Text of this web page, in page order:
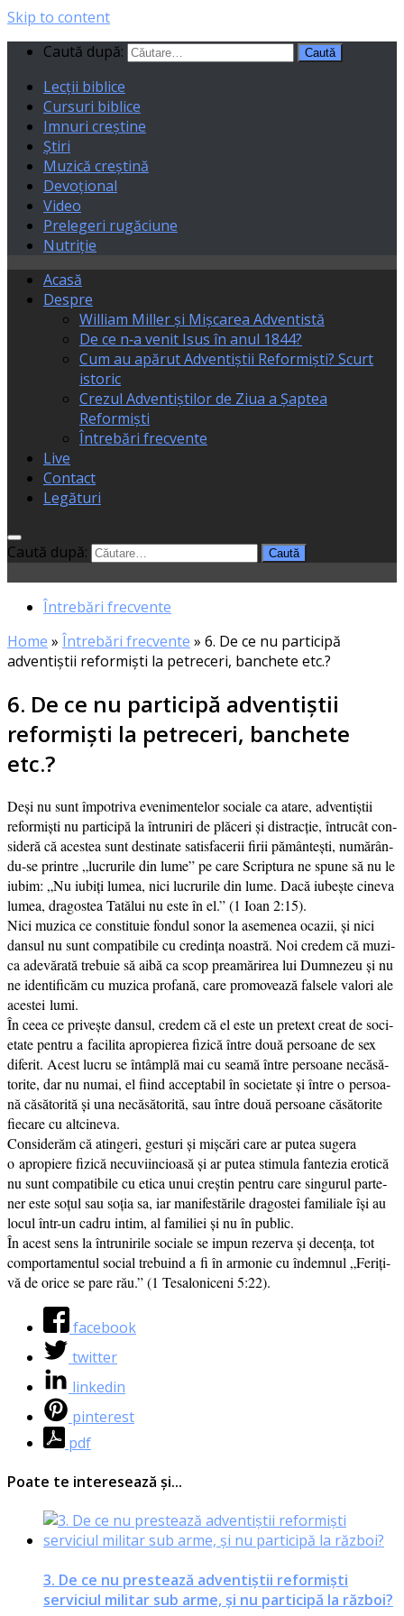
Skip to content
Caută după:
Lecții biblice
Cursuri biblice
Imnuri creștine
Știri
Muzică creștină
Devoțional
Video
Prelegeri rugăciune
Nutriție
Acasă
Despre
William Miller și Mișcarea Adventistă
De ce n‑a venit Isus în anul 1844?
Cum au apărut Adventiștii Reformiști? Scurt
istoric
Crezul Adventiștilor de Ziua a Șaptea
Reformiști
Întrebări frecvente
Live
Contact
Legături
Caută după:
Întrebări frecvente
Home » Întrebări frecvente » 6. De ce nu participă
adventiştii reformişti la petreceri, banchete etc.?
6. De ce nu participă adventiştii
reformişti la petreceri, banchete
etc.?
Deși nu sunt împo­tri­va eve­ni­men­te­lor soci­a­le ca ata­re, adven­tiș­tii
refor­miști nu par­ti­ci­pă la întru­niri de plă­ceri și dis­trac­ție, întru­cât con­
si­de­ră că aces­tea sunt des­ti­na­te satis­fa­ce­rii firii pămân­tești, numă­rân­
du-se prin­tre „lucru­ri­le din lume” pe care Scriptura ne spu­ne să nu le
iubim: „Nu iubiți lumea, nici lucru­ri­le din lume. Dacă iubeș­te cine­va
lumea, dra­gos­tea Tatălui nu este în el.” (1 Ioan 2:15).
Nici muzi­ca ce con­sti­tu­ie fon­dul sonor la ase­me­nea oca­zii, și nici
dan­sul nu sunt com­pa­ti­bi­le cu cre­din­ța noas­tră. Noi cre­dem că muzi­
ca ade­vă­ra­tă tre­bu­ie să aibă ca scop prea­mă­ri­rea lui Dumnezeu și nu
ne iden­ti­fi­căm cu muzi­ca pro­fa­nă, care pro­mo­vea­ză fal­se­le valori ale
aces­tei lumi.
În ceea ce pri­veș­te dan­sul, cre­dem că el este un pre­text cre­at de soci­
e­ta­te pen­tru a faci­li­ta apro­pi­e­rea fizi­că între două per­soa­ne de sex
dife­rit. Acest lucru se întâm­plă mai cu sea­mă între per­soa­ne necă­să­
to­ri­te, dar nu numai, el fiind accep­ta­bil în soci­e­ta­te și între o per­soa­
nă căsă­to­ri­tă și una necă­să­to­ri­tă, sau între două per­soa­ne căsă­to­ri­te
fie­ca­re cu altcineva.
Considerăm că atin­geri, ges­turi și miș­cări care ar putea suge­ra
o apro­pi­e­re fizi­că necu­vi­in­cioa­să și ar putea sti­mu­la fan­te­zia ero­ti­că
nu sunt com­pa­ti­bi­le cu eti­ca unui creș­tin pen­tru care sin­gu­rul par­te­
ner este soțul sau soția sa, iar mani­fes­tă­ri­le dra­gos­tei fami­li­a­le își au
locul într-un cadru intim, al fami­li­ei și nu în public.
În acest sens la întru­ni­ri­le soci­a­le se impun rezer­va și decen­ța, tot
com­por­ta­men­tul soci­al tre­bu­ind a fi în armo­nie cu îndem­nul „Feriți-
vă de ori­ce se pare rău.” (1 Tesaloniceni 5:22).
facebook
twitter
linkedin
pinterest
pdf
Poate te interesează și...
3. De ce nu prestează adventiştii reformişti
serviciul militar sub arme, şi nu participă la război?